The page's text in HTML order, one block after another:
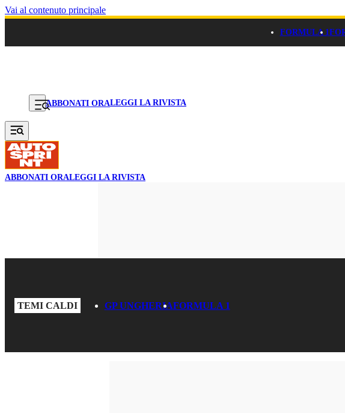
Vai al contenuto principale
FORMULA 1
ABBONATI ORALEGGI LA RIVISTA
ABBONATI ORALEGGI LA RIVISTA
TEMI CALDI GP UNGHERIAFORMULA 1